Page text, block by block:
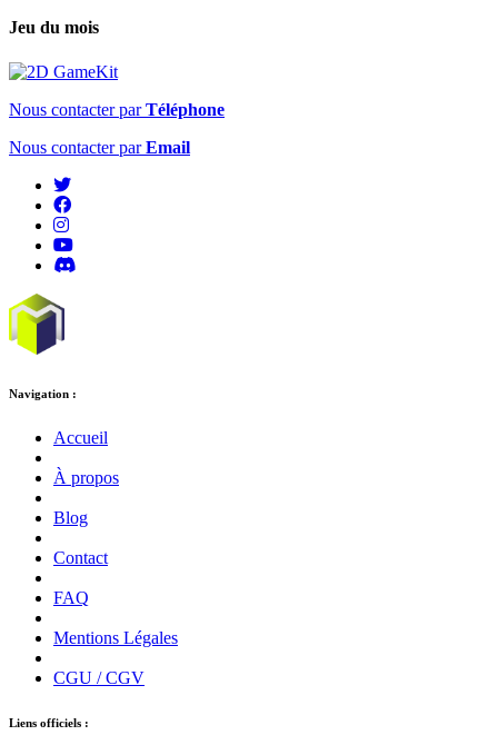
Jeu du mois
Nous contacter parTéléphone
Nous contacter parEmail
Navigation :
Accueil
À propos
Blog
Contact
FAQ
Mentions Légales
CGU / CGV
Liens officiels :